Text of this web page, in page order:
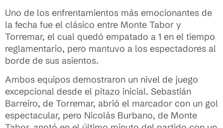
Uno de los enfrentamientos más emocionantes de
la fecha fue el clásico entre Monte Tabor y
Torremar, el cual quedó empatado a 1 en el tiempo
reglamentario, pero mantuvo a los espectadores al
borde de sus asientos.
Ambos equipos demostraron un nivel de juego
excepcional desde el pitazo inicial. Sebastián
Barreiro, de Torremar, abrió el marcador con un gol
espectacular, pero Nicolás Burbano, de Monte